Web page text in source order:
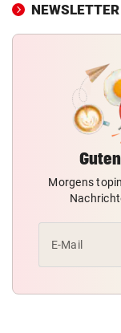
NEWSLETTER
Morgens
E-Mail